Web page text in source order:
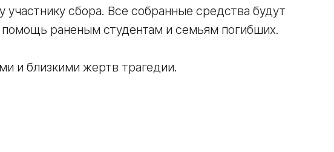
участнику сбора. Все собранные средства будут
раненым студентам и семьям погибших.
и близкими жертв трагедии.